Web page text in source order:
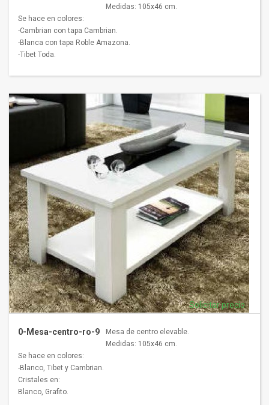
Medidas: 105x46 cm.
Se hace en colores:
-Cambrian con tapa Cambrian.
-Blanca con tapa Roble Amazona.
-Tibet Toda.
0-Mesa-centro-ro-9
Solicitar precio
Mesa de centro elevable.
Medidas: 105x46 cm.
Se hace en colores:
-Blanco, Tibet y Cambrian.
Cristales en:
Blanco, Grafito.